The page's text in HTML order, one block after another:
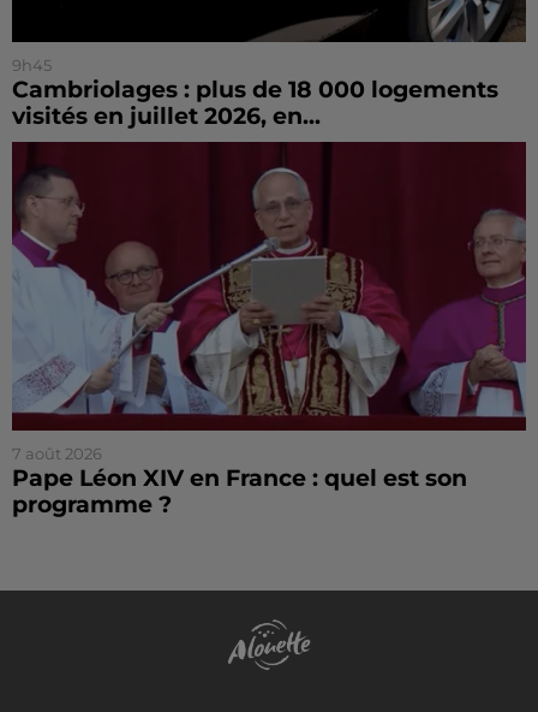
9h45
Cambriolages : plus de 18 000 logements
visités en juillet 2026, en...
7 août 2026
Pape Léon XIV en France : quel est son
programme ?